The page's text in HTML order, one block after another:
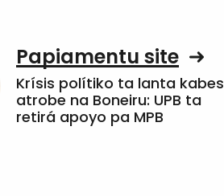
Papiamentu site
Krísis polítiko ta lanta kabes
atrobe na Boneiru: UPB ta
retirá apoyo pa MPB